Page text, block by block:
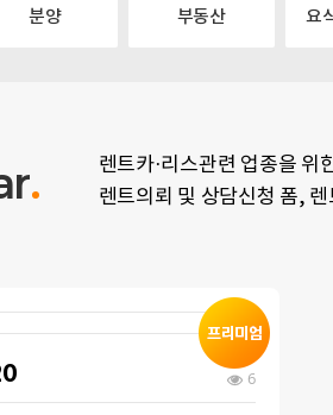
분양 부동산 요
렌트카·리스관련 업종을 위
렌트의뢰 및 상담신청 폼,
6